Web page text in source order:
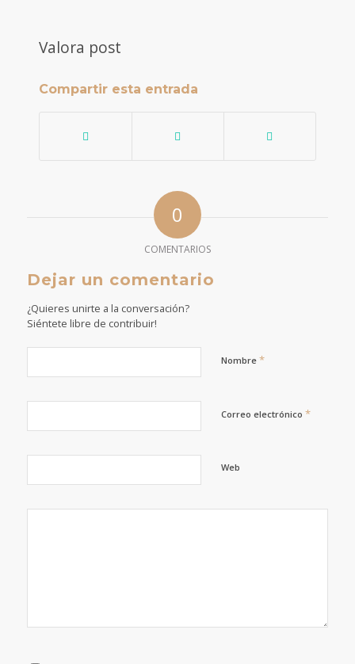
Valora post
Compartir esta entrada
0
COMENTARIOS
Dejar un comentario
¿Quieres unirte a la conversación?
Siéntete libre de contribuir!
Nombre *
Correo electrónico *
Web